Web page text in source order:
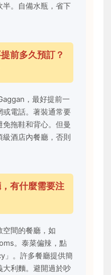
。自備水瓶，省下
前多久預訂？
，最好提前一
電話。著裝通常要
拖鞋和背心。但曼
酒店內餐廳，否則
有什麼需要注
空間的餐廳，如
。泰菜偏辣，點
」。許多餐廳提供簡
利麵。避開過於吵